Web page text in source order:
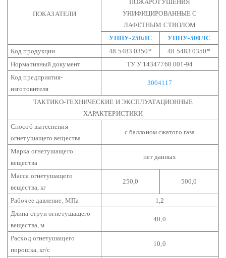
ПОКАЗАТЕЛИ
ПОЖАРОТУШЕНИЯ
УНИФИЦИРОВАННЫЕ С
ЛАФЕТНЫМ СТВОЛОМ
УППУ-250ЛС
УППУ-500ЛС
Код продукции
48 5483 0350*
48 5483 0350*
Нормативный документ
ТУ У 14347768.001-94
Код предприятия-
изготовителя
3004117
ТАКТИКО-ТЕХНИЧЕСКИЕ И ЭКСПЛУАТАЦИОННЫЕ
ХАРАКТЕРИСТИКИ
Способ вытеснения
огнетушащего вещества
с баллоном сжатого газа
Марка огнетушащего
вещества
нет данных
Масса огнетушащего
вещества, кг
250,0 500,0
Рабочее давление, МПа
1,2
Длина струи огнетушащего
вещества, м
40,0
Расход огнетушащего
порошка, кг/с
10,0